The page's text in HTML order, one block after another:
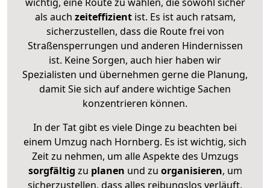
als auch zeiteffizientist. Es ist auch ratsam,
sicherzustellen, dass die Route frei von
Straßensperrungen und anderen Hindernissen
ist. Keine Sorgen, auch hier haben wir
Spezialisten und übernehmen gerne die Planung,
damit Sie sich auf andere wichtige Sachen
konzentrieren können.
In der Tat gibt es viele Dinge zu beachten bei
einem Umzug nach Hornberg. Es ist wichtig, sich
Zeit zu nehmen, um alle Aspekte des Umzugs
sorgfältig zu planen und zu organisieren, um
sicherzustellen, dass alles reibungslos verläuft.